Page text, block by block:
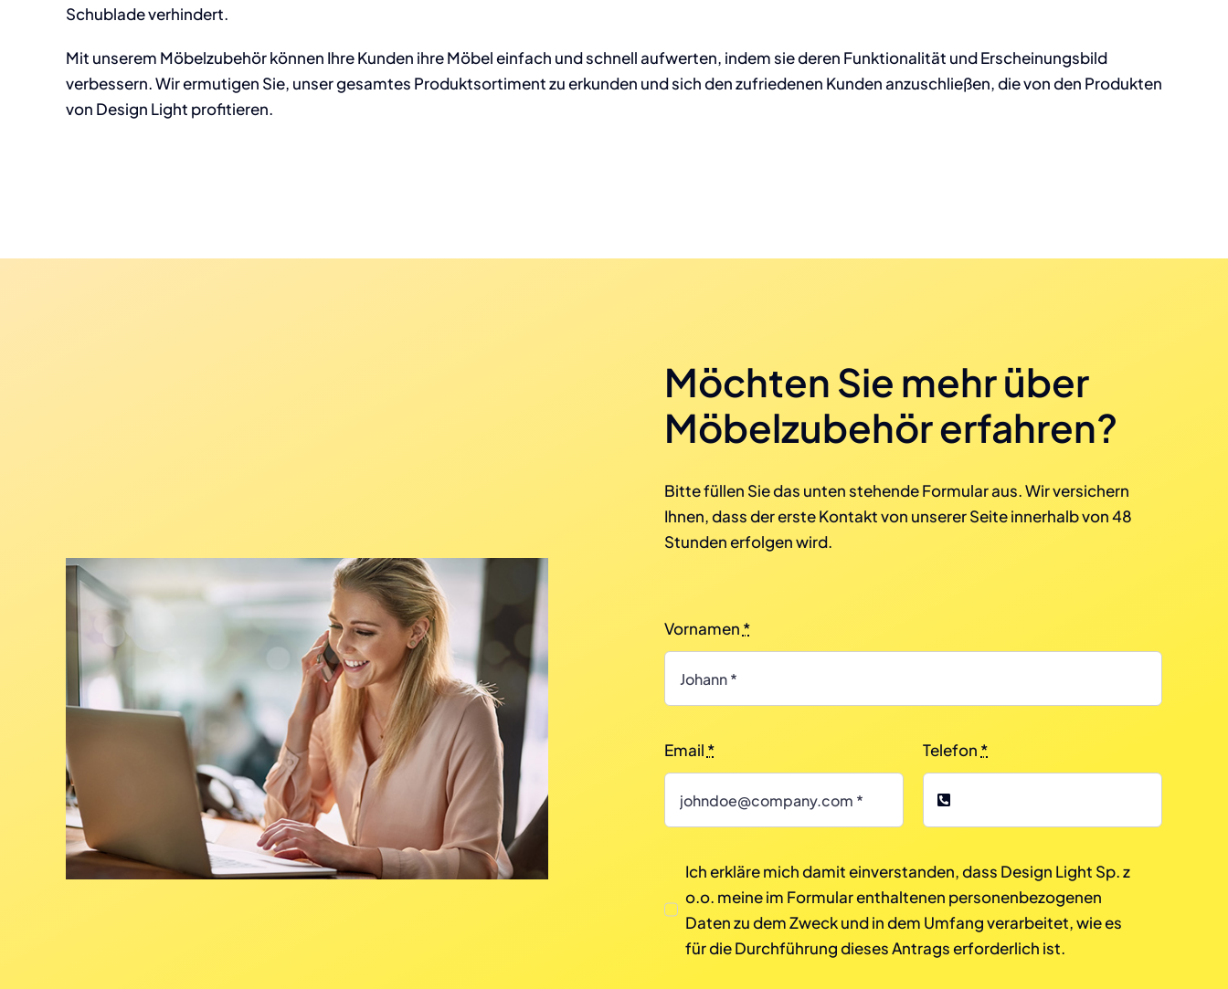
Schublade verhindert.
Mit unserem Möbelzubehör können Ihre Kunden ihre Möbel einfach und schnell aufwerten, indem sie deren Funktionalität und Erscheinungsbild
verbessern. Wir ermutigen Sie, unser gesamtes Produktsortiment zu erkunden und sich den zufriedenen Kunden anzuschließen, die von den Produkten
von Design Light profitieren.
Möchten Sie mehr über
Möbelzubehör erfahren?
Bitte füllen Sie das unten stehende Formular aus. Wir versichern
Ihnen, dass der erste Kontakt von unserer Seite innerhalb von 48
Stunden erfolgen wird.
Vornamen *
Email * Telefon *
Ich erkläre mich damit einverstanden, dass Design Light Sp. z
o.o. meine im Formular enthaltenen personenbezogenen
Daten zu dem Zweck und in dem Umfang verarbeitet, wie es
für die Durchführung dieses Antrags erforderlich ist.